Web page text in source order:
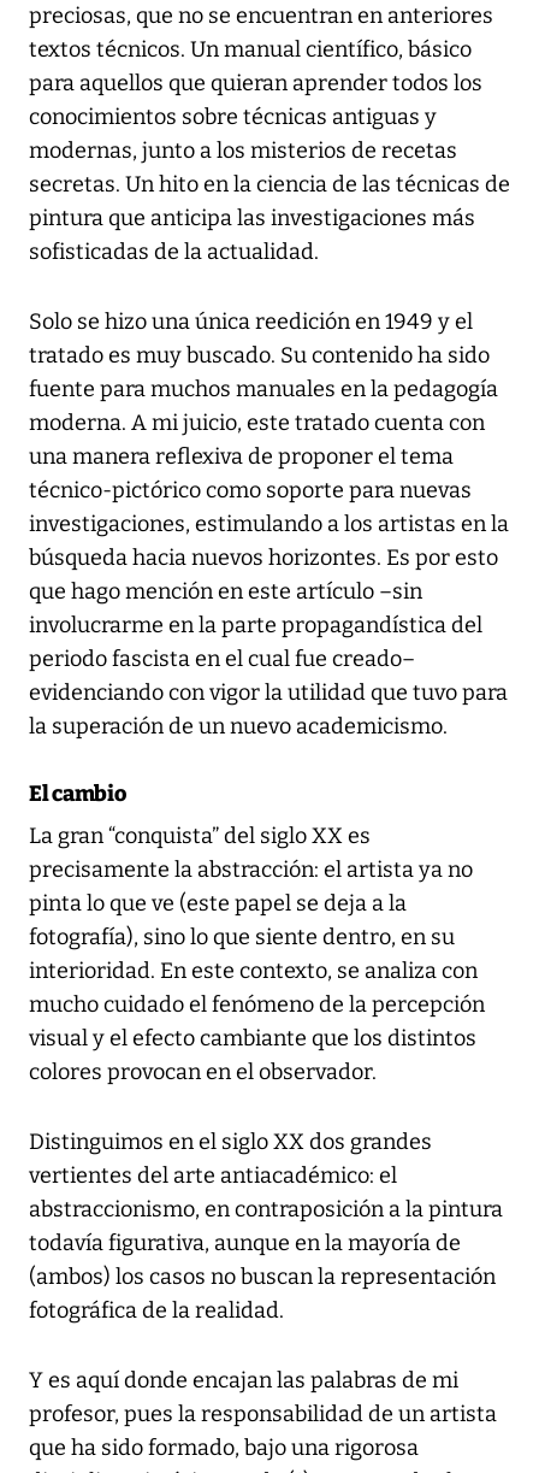
preciosas, que no se encuentran en anteriores
textos técnicos. Un manual científico, básico
para aquellos que quieran aprender todos los
conocimientos sobre técnicas antiguas y
modernas, junto a los misterios de recetas
secretas. Un hito en la ciencia de las técnicas de
pintura que anticipa las investigaciones más
sofisticadas de la actualidad.
Solo se hizo una única reedición en 1949 y el
tratado es muy buscado. Su contenido ha sido
fuente para muchos manuales en la pedagogía
moderna. A mi juicio, este tratado cuenta con
una manera reflexiva de proponer el tema
técnico-pictórico como soporte para nuevas
investigaciones, estimulando a los artistas en la
búsqueda hacia nuevos horizontes. Es por esto
que hago mención en este artículo –sin
involucrarme en la parte propagandística del
periodo fascista en el cual fue creado–
evidenciando con vigor la utilidad que tuvo para
la superación de un nuevo academicismo.
El cambio
La gran “conquista” del siglo XX es
precisamente la abstracción: el artista ya no
pinta lo que ve (este papel se deja a la
fotografía), sino lo que siente dentro, en su
interioridad. En este contexto, se analiza con
mucho cuidado el fenómeno de la percepción
visual y el efecto cambiante que los distintos
colores provocan en el observador.
Distinguimos en el siglo XX dos grandes
vertientes del arte antiacadémico: el
abstraccionismo, en contraposición a la pintura
todavía figurativa, aunque en la mayoría de
(ambos) los casos no buscan la representación
fotográfica de la realidad.
Y es aquí donde encajan las palabras de mi
profesor, pues la responsabilidad de un artista
que ha sido formado, bajo una rigorosa